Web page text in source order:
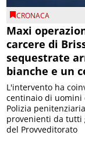
CRONACA
Maxi
carcere di
sequestrate
bianche e un
L'intervento ha
centinaio di uomini
Polizia
provenienti da
del Provveditorato